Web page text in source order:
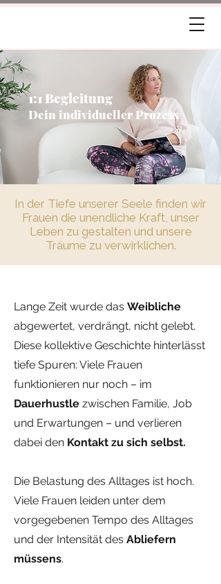
1:1 Begleitung
Dein individueller Prozess
In der Tiefe unserer Seele finden wir
Frauen die unendliche Kraft, unser
Leben zu gestalten und unsere
Träume zu verwirklichen.
Lange Zeit wurde das Weibliche
abgewertet, verdrängt, nicht gelebt.
Diese kollektive Geschichte hinterlässt
tiefe Spuren: Viele Frauen
funktionieren nur noch – im
Dauerhustle zwischen Familie, Job
und Erwartungen – und verlieren
dabei den Kontakt zu sich selbst.
Die Belastung des Alltages ist hoch.
Viele Frauen leiden unter dem
vorgegebenen Tempo des Alltages
und der Intensität des Abliefern
müssens.